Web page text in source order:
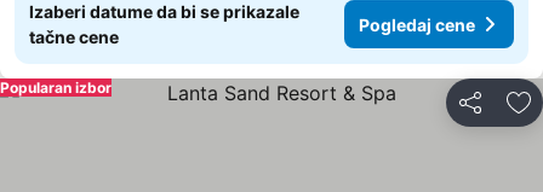
Izaberi datume da bi se prikazale
tačne cene
Pogledaj cene
Deli
Popularan izbor